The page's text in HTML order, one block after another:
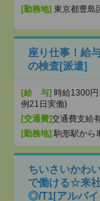
[勤務地] 東京都豊島
座り仕事！給
の検査[派遣]
[給 与] 時給1300
例21日実働)
[交通費]交通費支給
[勤務地] 駒形駅から
ちいさいかわ
で働ける☆来
◎/T1[アルバイ